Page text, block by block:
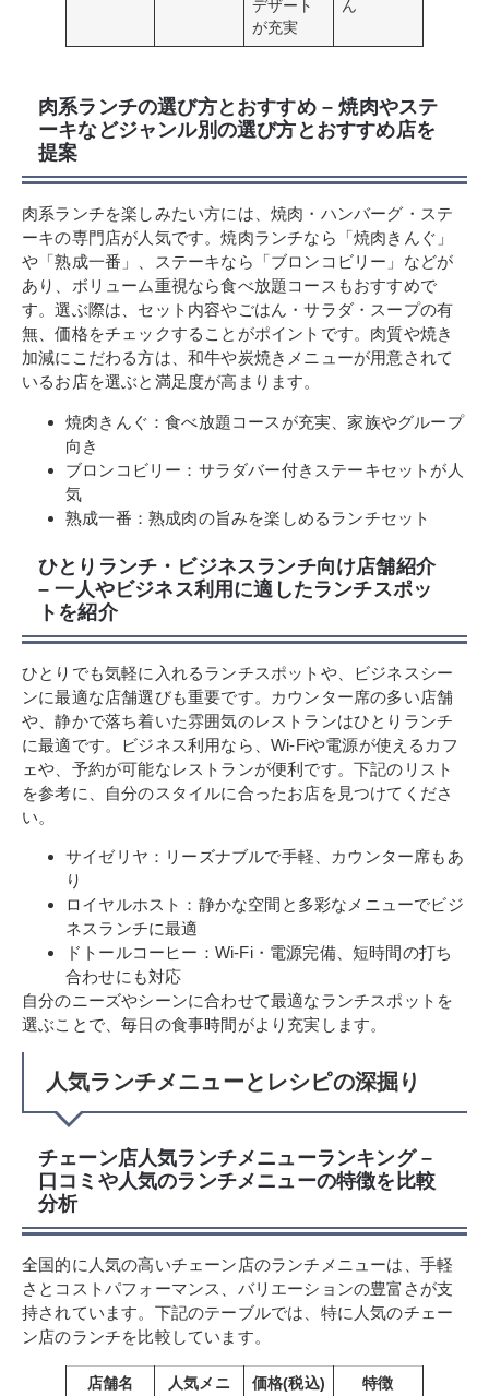
デザート
が充実
ん
肉系ランチの選び方とおすすめ – 焼肉やステ
ーキなどジャンル別の選び方とおすすめ店を
提案
肉系ランチを楽しみたい方には、焼肉・ハンバーグ・ステ
ーキの専門店が人気です。焼肉ランチなら「焼肉きんぐ」
や「熟成一番」、ステーキなら「ブロンコビリー」などが
あり、ボリューム重視なら食べ放題コースもおすすめで
す。選ぶ際は、セット内容やごはん・サラダ・スープの有
無、価格をチェックすることがポイントです。肉質や焼き
加減にこだわる方は、和牛や炭焼きメニューが用意されて
いるお店を選ぶと満足度が高まります。
焼肉きんぐ：食べ放題コースが充実、家族やグループ
向き
ブロンコビリー：サラダバー付きステーキセットが人
気
熟成一番：熟成肉の旨みを楽しめるランチセット
ひとりランチ・ビジネスランチ向け店舗紹介
– 一人やビジネス利用に適したランチスポッ
トを紹介
ひとりでも気軽に入れるランチスポットや、ビジネスシー
ンに最適な店舗選びも重要です。カウンター席の多い店舗
や、静かで落ち着いた雰囲気のレストランはひとりランチ
に最適です。ビジネス利用なら、Wi-Fiや電源が使えるカフ
ェや、予約が可能なレストランが便利です。下記のリスト
を参考に、自分のスタイルに合ったお店を見つけてくださ
い。
サイゼリヤ：リーズナブルで手軽、カウンター席もあ
り
ロイヤルホスト：静かな空間と多彩なメニューでビジ
ネスランチに最適
ドトールコーヒー：Wi-Fi・電源完備、短時間の打ち
合わせにも対応
自分のニーズやシーンに合わせて最適なランチスポットを
選ぶことで、毎日の食事時間がより充実します。
人気ランチメニューとレシピの深掘り
チェーン店人気ランチメニューランキング –
口コミや人気のランチメニューの特徴を比較
分析
全国的に人気の高いチェーン店のランチメニューは、手軽
さとコストパフォーマンス、バリエーションの豊富さが支
持されています。下記のテーブルでは、特に人気のチェー
ン店のランチを比較しています。
店舗名
人気メニ
価格(税込) 特徴